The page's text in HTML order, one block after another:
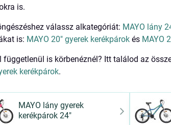
is.
válassz alkategóriát: MAYO lány
is: MAYO 20" gyerek kerékpárok és MAYO
függetlenül is körbenéznél? Itt találod az
kerékpárok.
MAYO lány gyerek
kerékpárok 24"